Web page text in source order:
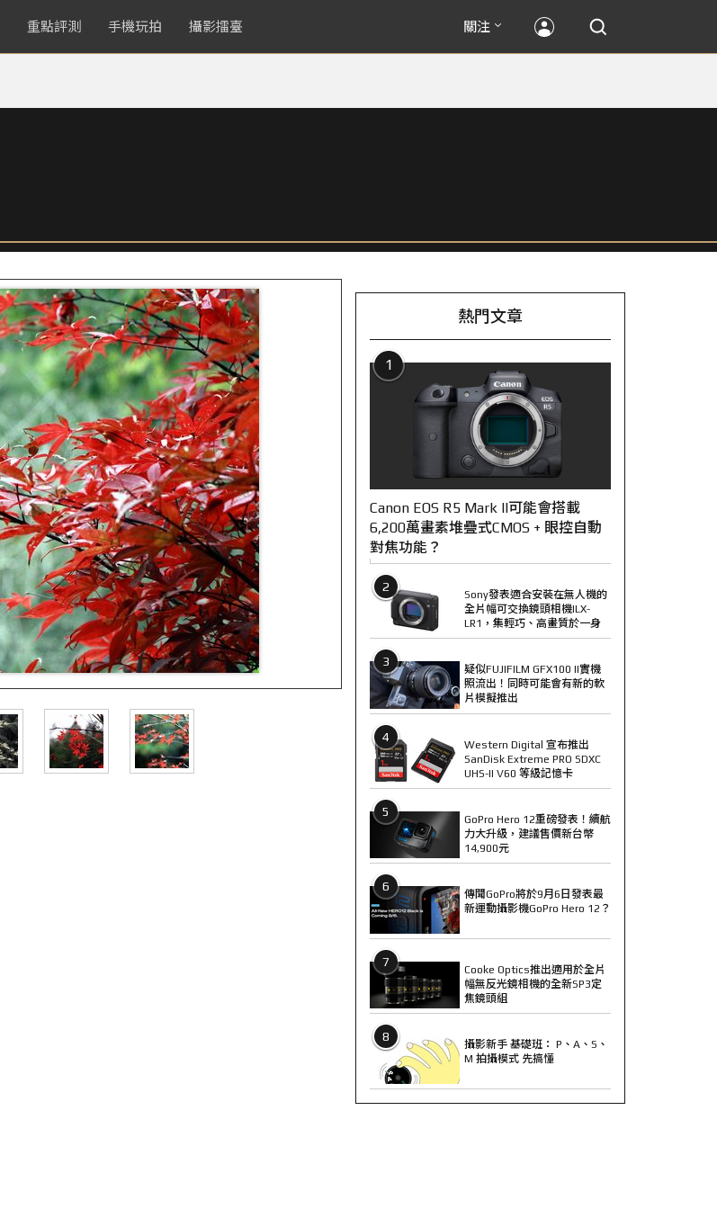
重點評測 手機玩拍 攝影擂臺 關注
熱門文章
1
Canon EOS R5 Mark II可能會搭載
6,200萬畫素堆疊式CMOS + 眼控自動
對焦功能？
2
Sony發表適合安裝在無人機的
全片幅可交換鏡頭相機ILX-
LR1，集輕巧、高畫質於一身
3
疑似FUJIFILM GFX100 II實機
照流出！同時可能會有新的軟
片模擬推出
4
Western Digital 宣布推出
SanDisk Extreme PRO SDXC
UHS-II V60 等級記憶卡
5
GoPro Hero 12重磅發表！續航
力大升級，建議售價新台幣
14,900元
6
傳聞GoPro將於9月6日發表最
新運動攝影機GoPro Hero 12？
7
Cooke Optics推出適用於全片
幅無反光鏡相機的全新SP3定
焦鏡頭組
8
攝影新手 基礎班： P、A、S、
M 拍攝模式 先搞懂